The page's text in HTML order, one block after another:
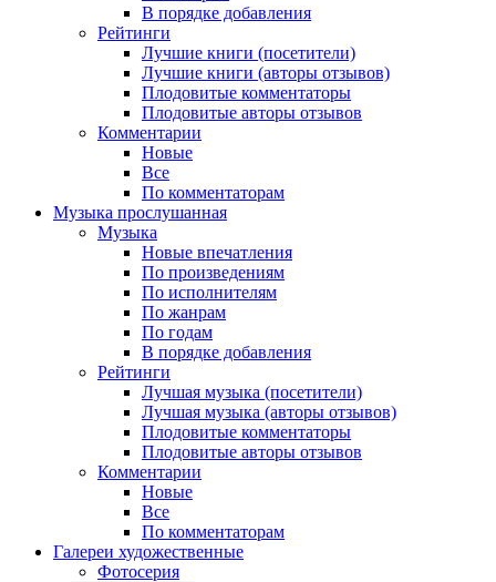
В порядке добавления
Рейтинги
Лучшие книги (посетители)
Лучшие книги (авторы отзывов)
Плодовитые комментаторы
Плодовитые авторы отзывов
Комментарии
Новые
Все
По комментаторам
Музыка прослушанная
Музыка
Новые впечатления
По произведениям
По исполнителям
По жанрам
По годам
В порядке добавления
Рейтинги
Лучшая музыка (посетители)
Лучшая музыка (авторы отзывов)
Плодовитые комментаторы
Плодовитые авторы отзывов
Комментарии
Новые
Все
По комментаторам
Галереи художественные
Фотосерия